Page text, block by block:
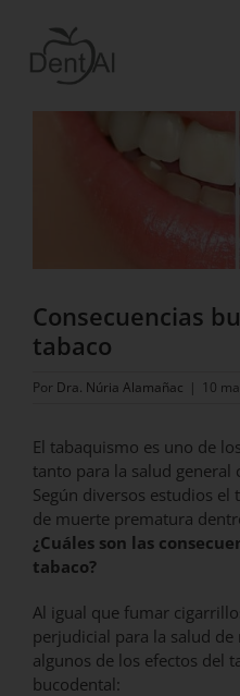
contenido
La Clínica
Urgencias dentales
Blog
imagen
Consecuencias
tabaco
Por Dra. Núria Alamañac | 10
El tabaquismo es uno de
tanto para la salud general
Según diversos estudios el
de muerte prematura
¿Cuáles son las
tabaco?
Al igual que fumar
perjudicial para la salud de
algunos de los efectos del
bucodental: